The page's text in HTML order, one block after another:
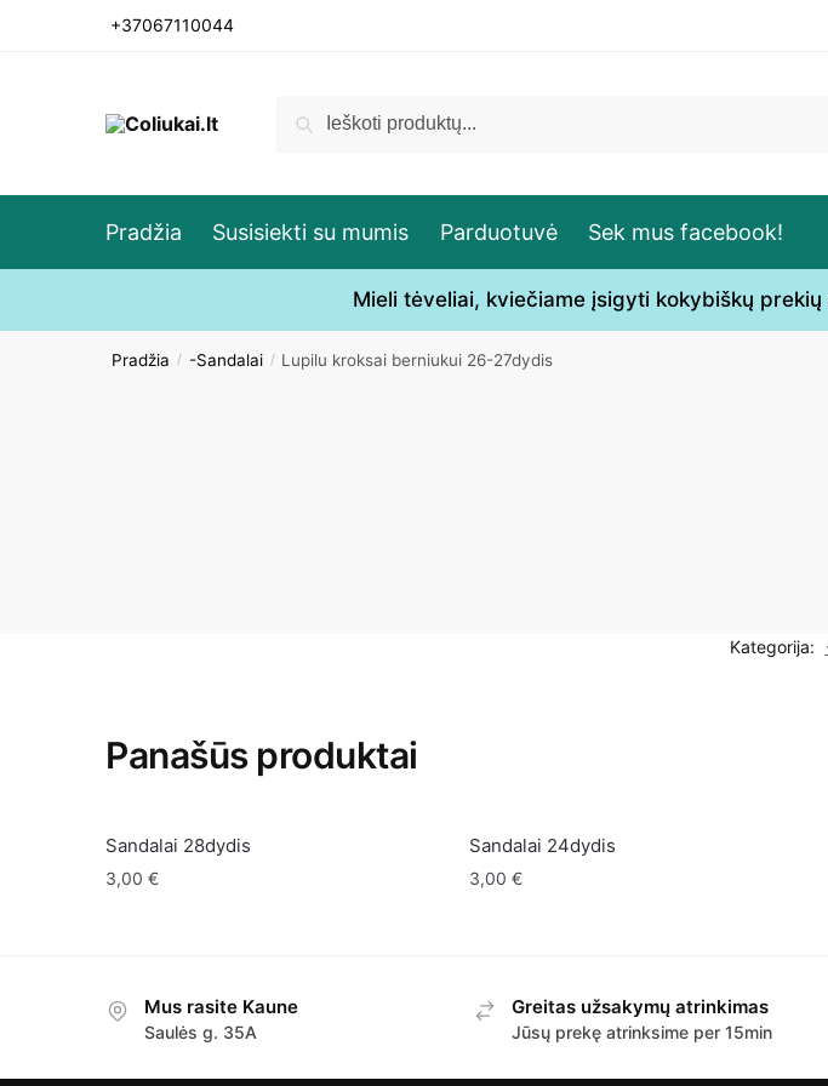
+37067110044
Ieškoti:
Ieškoti
Pradžia Susisiekti su mumis Parduotuvė Sek mus facebook!
Mieli tėveliai, kviečiame įsigyti kokybiškų
Pradžia / -Sandalai / Lupilu kroksai berniukui 26-27dydis
Kategorija:
Panašūs produktai
Sandalai 28dydis
3,00€
Sandalai 24dydis
3,00 €
Mus rasite Kaune
Saulės g. 35A
Greitas užsakymų atrinkimas
Jūsų prekę atrinksime per 15min